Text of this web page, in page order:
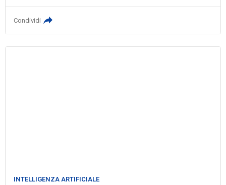
Condividi
INTELLIGENZA ARTIFICIALE